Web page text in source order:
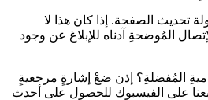
تحديث الصفحة. إذا كان هذا لا
المُوضحةِ آدناه للإبلاغ عن وجود
المُفضلةِ؟ إذن ضعْ إشارةٍ مرجعيةٍ
على الفيسبوك للحصول على أحدث